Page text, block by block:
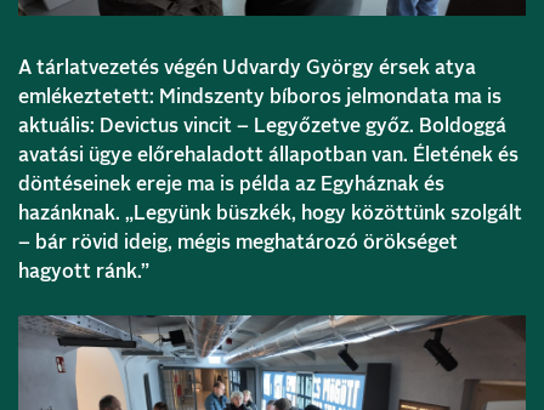
A tárlatvezetés végén Udvardy György érsek atya
emlékeztetett: Mindszenty bíboros jelmondata ma is
aktuális: Devictus vincit – Legyőzetve győz. Boldoggá
avatási ügye előrehaladott állapotban van. Életének és
döntéseinek ereje ma is példa az Egyháznak és
hazánknak. „Legyünk büszkék, hogy közöttünk szolgált
– bár rövid ideig, mégis meghatározó örökséget
hagyott ránk.”